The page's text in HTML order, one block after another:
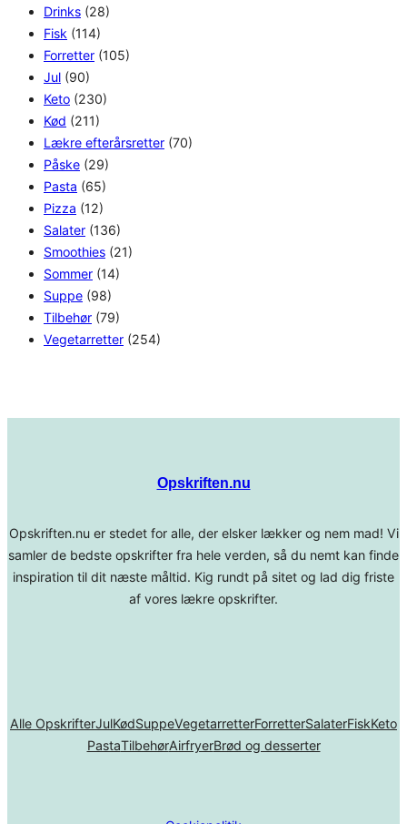
Drinks (28)
Fisk (114)
Forretter (105)
Jul (90)
Keto (230)
Kød (211)
Lækre efterårsretter (70)
Påske (29)
Pasta (65)
Pizza (12)
Salater (136)
Smoothies (21)
Sommer (14)
Suppe (98)
Tilbehør (79)
Vegetarretter (254)
Opskriften.nu
Opskriften.nu er stedet for alle, der elsker lækker og nem mad! Vi
samler de bedste opskrifter fra hele verden, så du nemt kan finde
inspiration til dit næste måltid. Kig rundt på sitet og lad dig friste
af vores lækre opskrifter.
Alle OpskrifterJulKødSuppeVegetarretterForretterSalaterFiskKeto
PastaTilbehørAirfryerBrød og desserter